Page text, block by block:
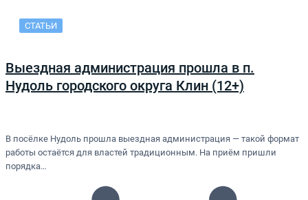
СТАТЬИ
Выездная администрация прошла в п.
Нудоль городского округа Клин (12+)
В посёлке Нудоль прошла выездная администрация — такой формат
работы остаётся для властей традиционным. На приём пришли
порядка…